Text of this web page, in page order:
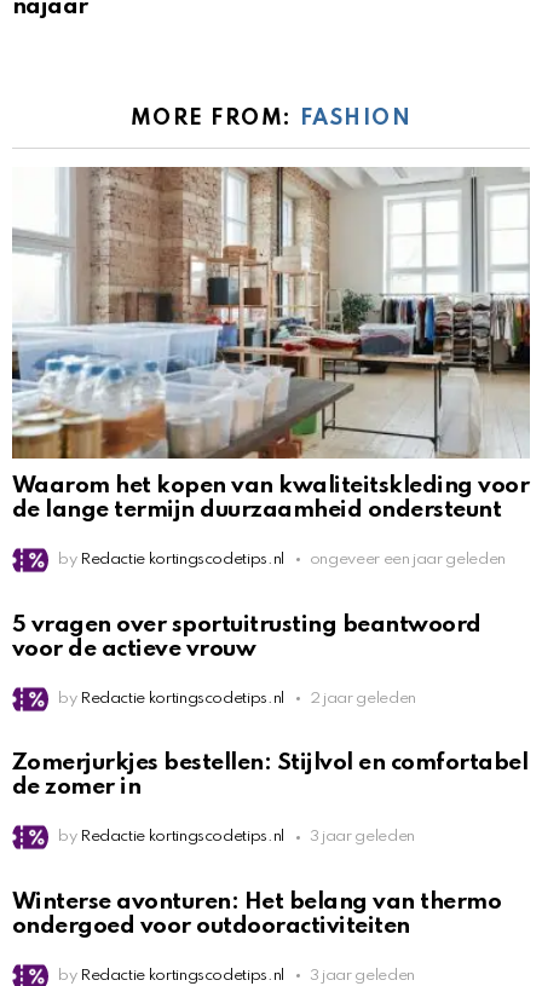
najaar
MORE FROM: FASHION
Waarom het kopen van kwaliteitskleding voor
de lange termijn duurzaamheid ondersteunt
by Redactie kortingscodetips.nl ongeveer een jaar geleden
5 vragen over sportuitrusting beantwoord
voor de actieve vrouw
by Redactie kortingscodetips.nl 2 jaar geleden
Zomerjurkjes bestellen: Stijlvol en comfortabel
de zomer in
by Redactie kortingscodetips.nl 3 jaar geleden
Winterse avonturen: Het belang van thermo
ondergoed voor outdooractiviteiten
by Redactie kortingscodetips.nl 3 jaar geleden